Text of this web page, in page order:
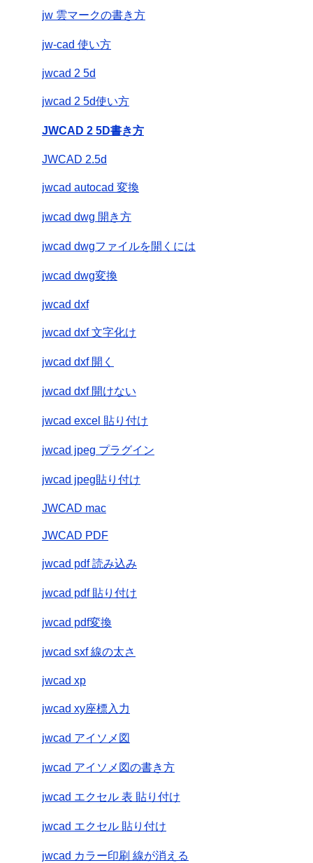
jw 雲マークの書き方
jw-cad 使い方
jwcad 2 5d
jwcad 2 5d使い方
JWCAD 2 5D書き方
JWCAD 2.5d
jwcad autocad 変換
jwcad dwg 開き方
jwcad dwgファイルを開くには
jwcad dwg変換
jwcad dxf
jwcad dxf 文字化け
jwcad dxf 開く
jwcad dxf 開けない
jwcad excel 貼り付け
jwcad jpeg プラグイン
jwcad jpeg貼り付け
JWCAD mac
JWCAD PDF
jwcad pdf 読み込み
jwcad pdf 貼り付け
jwcad pdf変換
jwcad sxf 線の太さ
jwcad xp
jwcad xy座標入力
jwcad アイソメ図
jwcad アイソメ図の書き方
jwcad エクセル 表 貼り付け
jwcad エクセル 貼り付け
jwcad カラー印刷 線が消える